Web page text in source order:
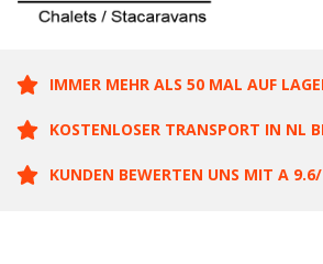
IMMER MEHR ALS 50 MAL AUF
KOSTENLOSER TRANSPORT IN NL
KUNDEN BEWERTEN UNS MIT A